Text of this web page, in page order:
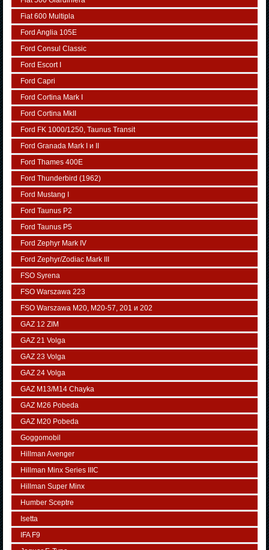
Fiat 600 Multipla
Ford Anglia 105E
Ford Consul Classic
Ford Escort I
Ford Capri
Ford Cortina Mark I
Ford Cortina MkII
Ford FK 1000/1250, Taunus Transit
Ford Granada Mark I и II
Ford Thames 400E
Ford Thunderbird (1962)
Ford Mustang I
Ford Taunus P2
Ford Taunus P5
Ford Zephyr Mark IV
Ford Zephyr/Zodiac Mark III
FSO Syrena
FSO Warszawa 223
FSO Warszawa М20, M20-57, 201 и 202
GAZ 12 ZIM
GAZ 21 Volga
GAZ 23 Volga
GAZ 24 Volga
GAZ M13/M14 Chayka
GAZ M26 Pobeda
GAZ М20 Pobeda
Goggomobil
Hillman Avenger
Hillman Minx Series IIIC
Hillman Super Minx
Humber Sceptre
Isetta
IFA F9